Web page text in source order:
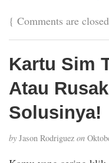
{ Comments are closed
Kartu Sim
Atau
Solusinya!
by Jason Rodriguez on